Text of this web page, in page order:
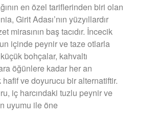
en özel tariflerinden biri olan
Girit Adası’nın yüzyıllardır
mirasının baş tacıdır. İncecik
içinde peynir ve taze otlarla
bohçalar, kahvaltı
öğünlere kadar her an
ve doyurucu bir alternatiftir.
iç harcındaki tuzlu peynir ve
uyumu ile öne